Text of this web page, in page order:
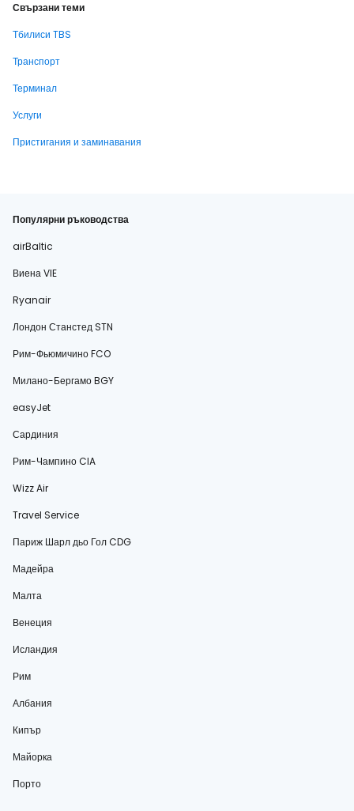
Свързани теми
Тбилиси TBS
Транспорт
Терминал
Услуги
Пристигания и заминавания
Популярни ръководства
airBaltic
Виена VIE
Ryanair
Лондон Станстед STN
Рим-Фьюмичино FCO
Милано-Бергамо BGY
easyJet
Сардиния
Рим-Чампино CIA
Wizz Air
Travel Service
Париж Шарл дьо Гол CDG
Мадейра
Малта
Венеция
Исландия
Рим
Албания
Кипър
Майорка
Порто